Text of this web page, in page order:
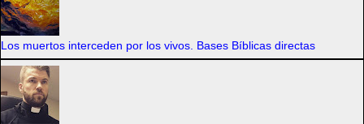
Los muertos interceden por los vivos. Bases Bíblicas directas